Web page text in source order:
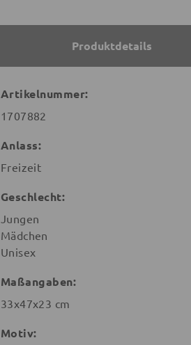
Produktdetails
Artikelnummer:
1707882
Anlass:
Freizeit
Geschlecht:
Jungen
Mädchen
Unisex
Maßangaben:
33x47x23 cm
Motiv: